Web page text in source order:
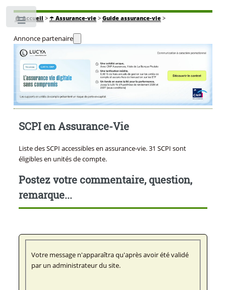
🏠Accueil > ☂️ Assurance-vie> Guide assurance-vie>
Annonce partenaire
SCPI en Assurance-Vie
Liste des SCPI accessibles en assurance-vie. 31 SCPI sont
éligibles en unités de compte.
Postez votre commentaire, question,
remarque...
Votre message n'apparaîtra qu'après avoir été validé
par un administrateur du site.
Toggle